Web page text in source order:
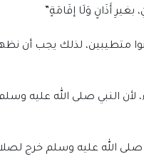
أَذَانٍ وَلَا إقَامَةٍ”
متطيبين، لذلك يجب أن
لأن النبي صلى الله عليه
الله عليه وسلم خرج